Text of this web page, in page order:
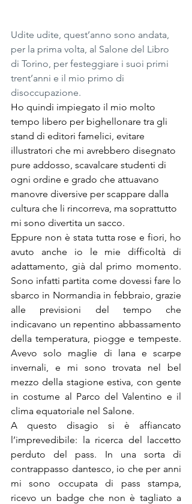
Udite udite, quest’anno sono andata,
per la prima volta, al Salone del Libro
di Torino, per festeggiare i suoi primi
trent’anni e il mio primo di
disoccupazione.
Ho quindi impiegato il mio molto
tempo libero per bighellonare tra gli
stand di editori famelici, evitare
illustratori che mi avrebbero disegnato
pure addosso, scavalcare studenti di
ogni ordine e grado che attuavano
manovre diversive per scappare dalla
cultura che li rincorreva, ma soprattutto
mi sono divertita un sacco.
Eppure non è stata tutta rose e fiori, ho
avuto anche io le mie difficoltà di
adattamento, già dal primo momento.
Sono infatti partita come dovessi fare lo
sbarco in Normandia in febbraio, grazie
alle previsioni del tempo che
indicavano un repentino abbassamento
della temperatura, piogge e tempeste.
Avevo solo maglie di lana e scarpe
invernali, e mi sono trovata nel bel
mezzo della stagione estiva, con gente
in costume al Parco del Valentino e il
clima equatoriale nel Salone.
A questo disagio si è affiancato
l’imprevedibile: la ricerca del laccetto
perduto del pass. In una sorta di
contrappasso dantesco, io che per anni
mi sono occupata di pass stampa,
ricevo un badge che non è tagliato a